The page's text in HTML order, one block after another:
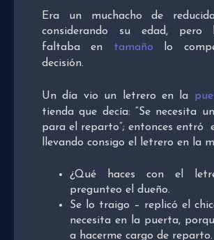
Era un muchacho de
considerando su edad,
faltaba en tamaño lo
decisión.
Un día vio un letrero en la
tienda que decía: “Se necesita
para el reparto”; entonces entró
llevando consigo el letrero en la
¿Qué haces con el
pregunteo el dueño.
Se lo traigo – replicó el
necesita en la puerta,
a hacerme cargo de reparto.